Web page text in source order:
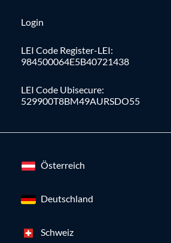
Login
LEI Code Register-LEI:
984500064E5B40721438
LEI Code Ubisecure:
529900T8BM49AURSDO55
Österreich
Deutschland
Schweiz